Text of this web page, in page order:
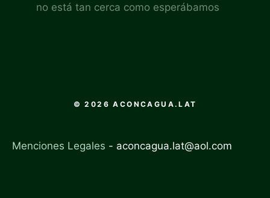
no está tan cerca como esperábamos
© 2026 ACONCAGUA.LAT
Menciones Legales - aconcagua.lat@aol.com